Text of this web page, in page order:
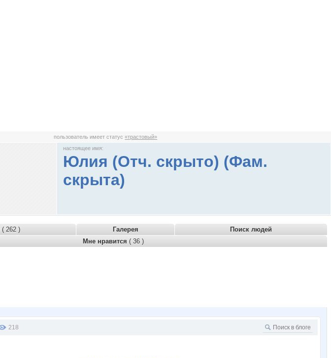
пользователь имеет статус«трастовый»
настоящее имя:
Юлия (Отч. скрыто) (Фам.
скрыта)
( 262 ) Галерея
Поиск людей
Мне нравится ( 36 )
218